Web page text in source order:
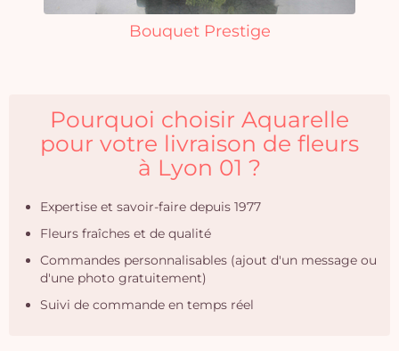
Bouquet Prestige
Pourquoi choisir Aquarelle
pour votre livraison de fleurs
à Lyon 01 ?
Expertise et savoir-faire depuis 1977
Fleurs fraîches et de qualité
Commandes personnalisables (ajout d'un message ou
d'une photo gratuitement)
Suivi de commande en temps réel